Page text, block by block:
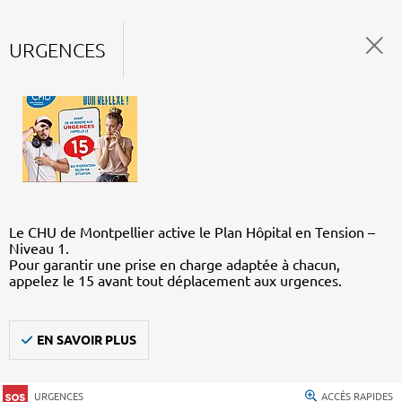
URGENCES
Le CHU de Montpellier active le Plan Hôpital en Tension –
Niveau 1.
Pour garantir une prise en charge adaptée à chacun,
appelez le 15 avant tout déplacement aux urgences.
EN SAVOIR PLUS
URGENCES ACCÈS RAPIDES